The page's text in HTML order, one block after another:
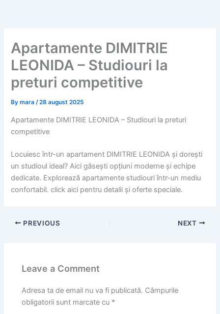
Apartamente DIMITRIE
LEONIDA – Studiouri la
preturi competitive
Bymara/28 august 2025
Apartamente DIMITRIE LEONIDA – Studiouri la preturi
competitive
Locuiesc într-un apartament DIMITRIE LEONIDA și dorești
un studioul ideal? Aici găsești opțiuni moderne și echipe
dedicate. Explorează apartamente studiouri într-un mediu
confortabil. click aici pentru detalii și oferte speciale.
PREVIOUS NEXT
Leave a Comment
Adresa ta de email nu va fi publicată. Câmpurile
obligatorii sunt marcate cu *